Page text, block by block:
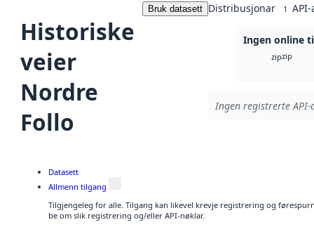
Historiske
veier
Nordre
Follo
Bruk datasett Distribusjonar 1 API-
Ingen online
zipzip
Ingen registrerte
Datasett
Allmenn tilgang
Tilgjengeleg for alle. Tilgang kan likevel krevje registrering og
be om slik registrering og/eller API-nøklar.